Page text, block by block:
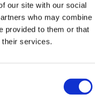
our site with our social
who may combine
provided to them or that
their services.